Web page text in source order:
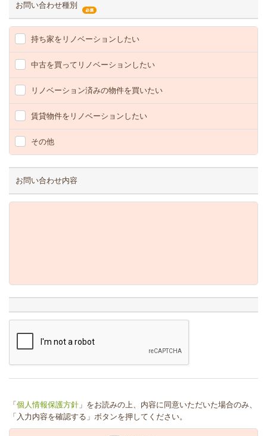
お問い合わせ種別
持ち家をリノベーションしたい
中古を買ってリノベーションしたい
リノベーション済みの物件を買いたい
賃貸物件をリノベーションしたい
その他
お問い合わせ内容
「 個人情報保護方針 」をお読みの上、内容に同意いただいた場合のみ、
「入力内容を確認する」ボタンを押してください。